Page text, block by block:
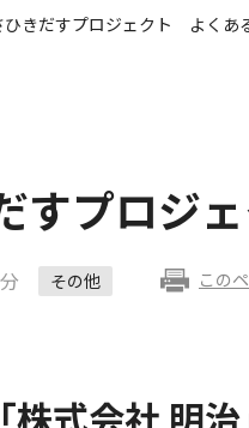
ひきだすプロジェクト よくあ
すプロジ
その他 この